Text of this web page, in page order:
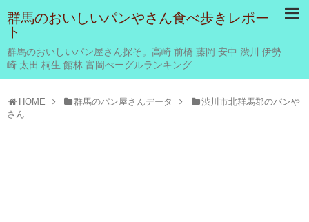
群馬のおいしいパンやさん食べ歩きレポー
ト
群馬のおいしいパン屋さん探そ。高崎 前橋 藤岡 安中 渋川 伊勢
崎 太田 桐生 館林 富岡べーグルランキング
HOME 群馬のパン屋さんデータ
渋川市北群馬郡のパンや
さん